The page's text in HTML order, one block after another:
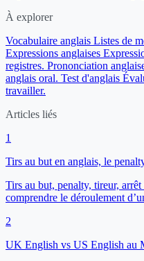
À explorer
Vocabulaire anglais Listes de
Expressions anglaises
registres. Prononciation
anglais oral. Test d'anglais
travailler.
Articles liés
1
Tirs au but en anglais, le
Tirs au but, penalty, tireur,
comprendre le déroulement
2
UK English vs US English au